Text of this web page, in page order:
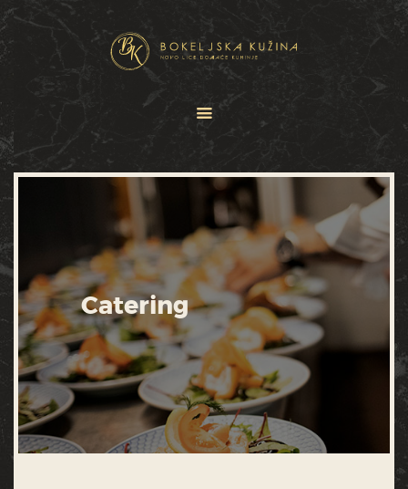
Catering
JELOVNICI
USLUGE
O NAMA
GALERIJA
KONTAKT